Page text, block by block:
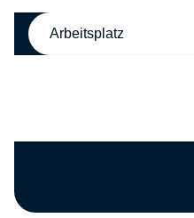
Arbeitsplatz